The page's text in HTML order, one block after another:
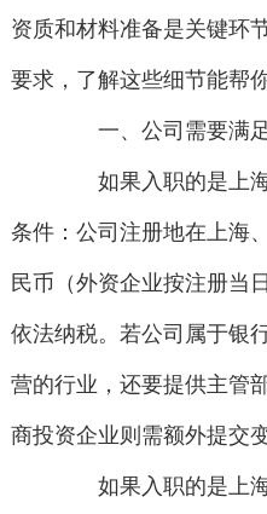
资质和材料准备是关键环
要求，了解这些细节能帮
一、公司需要满足
如果入职的是上海
条件：公司注册地在上海
民币（外资企业按注册当
依法纳税。若公司属于银
营的行业，还要提供主管
商投资企业则需额外提交
如果入职的是上海